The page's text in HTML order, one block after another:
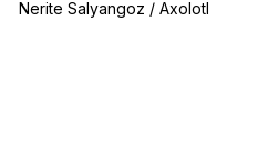
Nerite Salyangoz / Axolotl